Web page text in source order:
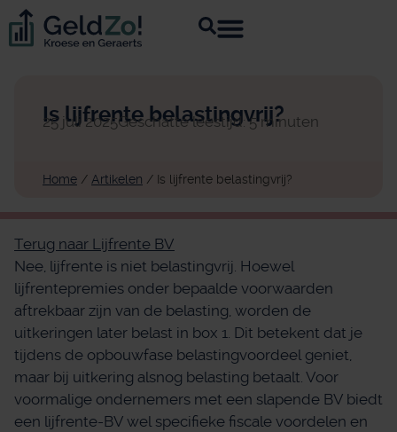
Is lijfrente belastingvrij?
25 juli 2025Geschatte leestijd: 5 minuten
Home / Artikelen / Is lijfrente belastingvrij?
Terug naar Lijfrente BV
Nee, lijfrente is niet belastingvrij. Hoewel
lijfrentepremies onder bepaalde voorwaarden
aftrekbaar zijn van de belasting, worden de
uitkeringen later belast in box 1. Dit betekent dat je
tijdens de opbouwfase belastingvoordeel geniet,
maar bij uitkering alsnog belasting betaalt. Voor
voormalige ondernemers met een slapende BV biedt
een lijfrente-BV wel specifieke fiscale voordelen en